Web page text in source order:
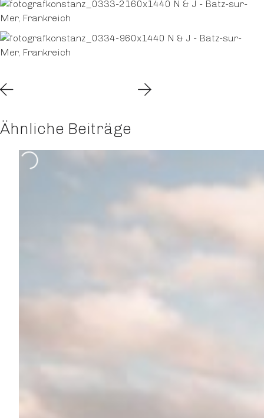
Ähnliche Beiträge